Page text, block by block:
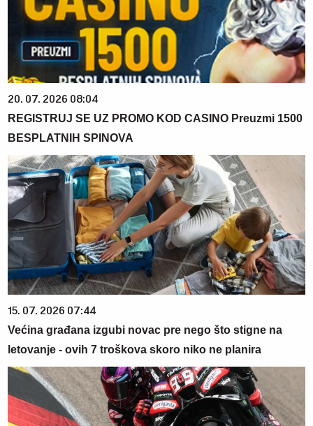
20. 07. 2026 08:04
REGISTRUJ SE UZ PROMO KOD CASINO Preuzmi 1500
BESPLATNIH SPINOVA
15. 07. 2026 07:44
Većina građana izgubi novac pre nego što stigne na
letovanje - ovih 7 troškova skoro niko ne planira